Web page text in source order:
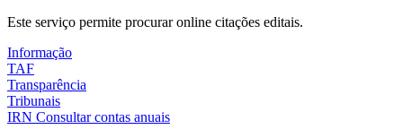
Este serviço permite procurar online citações editais.
Informação
TAF
Transparência
Tribunais
IRN Consultar contas anuais